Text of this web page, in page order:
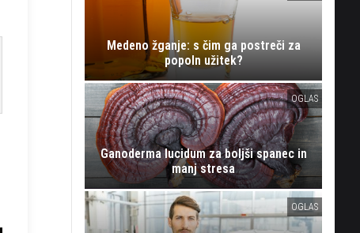
Medeno žganje: s čim ga postreči za
popoln užitek?
OGLAS
Ganoderma lucidum za boljši spanec in
manj stresa
OGLAS